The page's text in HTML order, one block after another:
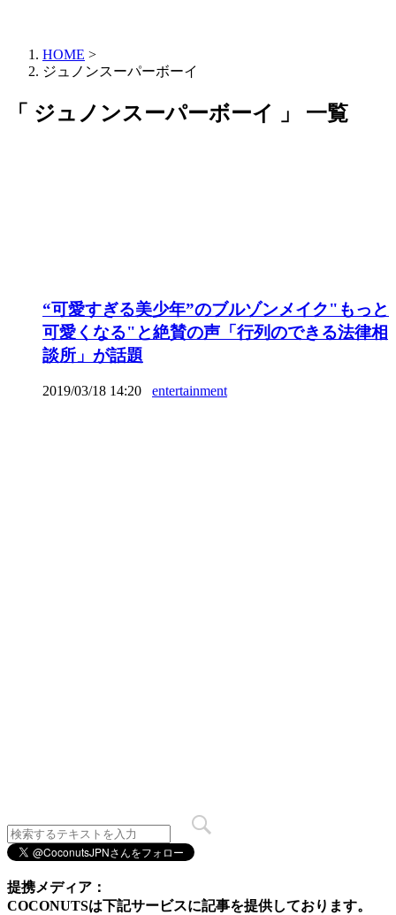
HOME >
ジュノンスーパーボーイ
「 ジュノンスーパーボーイ 」 一覧
“可愛すぎる美少年”のブルゾンメイク"もっと
可愛くなる"と絶賛の声「行列のできる法律相
談所」が話題
2019/03/18 14:20 entertainment
提携メディア：
COCONUTSは下記サービスに記事を提供しております。